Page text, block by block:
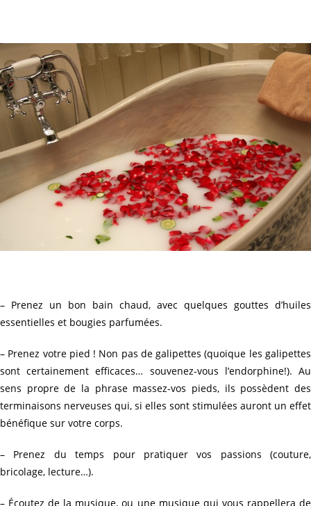
– Prenez un bon bain chaud, avec quelques gouttes d’huiles
essentielles et bougies parfumées.
– Prenez votre pied ! Non pas de galipettes (quoique les galipettes
sont certainement efficaces… souvenez-vous l’endorphine!). Au
sens propre de la phrase massez-vos pieds, ils possèdent des
terminaisons nerveuses qui, si elles sont stimulées auront un effet
bénéfique sur votre corps.
– Prenez du temps pour pratiquer vos passions (couture,
bricolage, lecture…).
– Écoutez de la musique, ou une musique qui vous rappellera de